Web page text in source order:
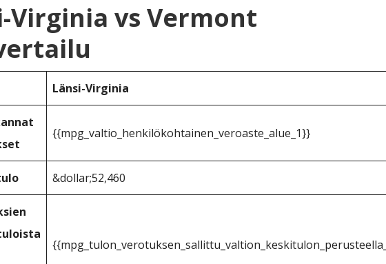
Virginia vs Vermont
Länsi-Virginia
{{mpg_valtio_henkilökohtainen_veroaste_alue_1}}
&dollar;52,460